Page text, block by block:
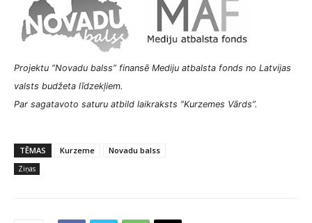
Projektu ”Novadu balss” finansē Mediju atbalsta fonds no Latvijas
valsts budžeta līdzekļiem.
Par sagatavoto saturu atbild laikraksts ”Kurzemes Vārds”.
TĒMAS Kurzeme Novadu balss
Ziņas